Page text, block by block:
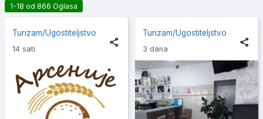
1-18 od 866 Oglasa
Turizam/Ugostiteljstvo
14 sati
Turizam/Ugostiteljstvo
3 dana